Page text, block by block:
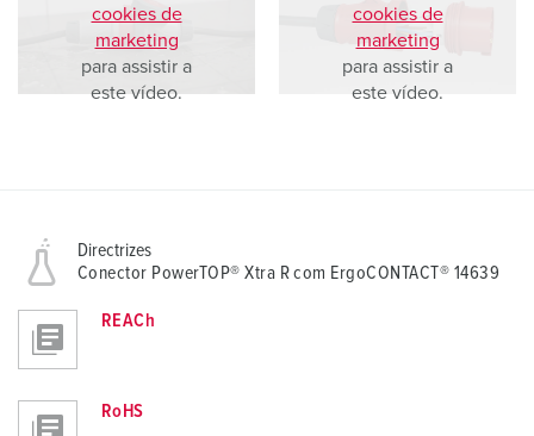
cookies de
marketing
para assistir a
este vídeo.
cookies de
marketing
para assistir a
este vídeo.
Directrizes
Conector PowerTOP® Xtra R com ErgoCONTACT® 14639
REACh
RoHS